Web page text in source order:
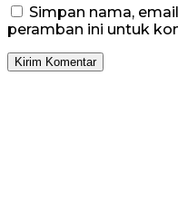
Simpan nama,
peramban ini untuk